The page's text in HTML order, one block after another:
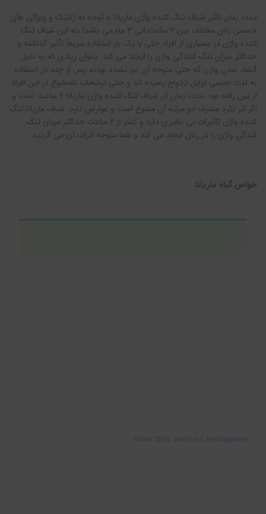
مدت زمان تاثیر شیاف تنگ کننده واژن ماریانا با توجه به ژنتیک و ویژگی های
جسمی زنان مختلف بین 2 ساعت الی 3 ماه می باشد! بله این شیاف تنگ
کننده واژن در بسیاری از افراد حتی با یک بار استفاده سریعاً تأثیر گذاشته و
حداکثر میزان تنگ کنندگی واژن را ایجاد می کند. بانوان زیادی که به دلیل
گشاد شدن واژن که حتی متوجه آن نیز نشده بودند پس از چند بار استفاده
به لذت جنسی اوایل ازدواج رسیده اند و حتی ترشحات نامطبوع در این افراد
از بین رفته بود. مدت زمان اثر شیاف تنگ کننده واژن ماریانا 2 ساعت است و
اگر اثر نکرد مصرف دو مرتبه آن ممنوع است و عوارض دارد. شیاف ماریانا تنگ
کننده واژن تاثیرات بی نظیری دارد و کمتر از 2 ساعت حداکثر میزان تنگ
شدگی واژن را در زنان ایجاد می کند و شما متوجه اثرات آن می گردید.
خواص گیاه ماریانا